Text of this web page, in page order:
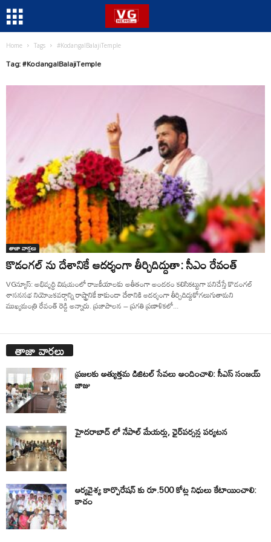
Home Tags #KodangalBalajiTemple
Tag: #KodangalBalajiTemple
తాజా వార్తలు
కొడంగల్ ను దేశానికే ఆదర్శంగా తీర్చిదిద్దుతా: సీఎం రేవంత్
VGన్యూస్: అభివృద్ధి విషయంలో రాజకీయాలకు అతీతంగా అందరం కలిసికట్టుగా పనిచేస్తే కొడంగల్
శాసనసభ నియోజకవర్గాన్ని రాష్ట్రానికే కాకుండా దేశానికి ఆదర్శంగా తీర్చిదిద్దుకోగలుగుతామని
ముఖ్యమంత్రి రేవంత్ రెడ్డి అన్నారు. ప్రజాపాలన – ప్రగతి ప్రణాళికలో...
తాజా వార్తలు
ప్రజలకు అత్యుత్తమ డిజిటల్ సేవలు అందించాలి: సీఎస్ సంజయ్
జాజు
హైదరాబాద్ లో నేపాల్ మేయర్లు, ఛైర్‌పర్సన్ల పర్యటన
ఆర్యవైశ్య కార్పొరేషన్ కు రూ.500 కోట్ల నిధులు కేటాయించాలి:
కాచం